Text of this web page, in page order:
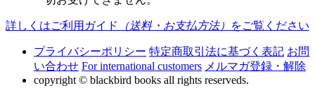
詳しくはご利用ガイド （送料・お支払方法） をご覧ください
プライバシーポリシー 特定商取引法に基づく表記 お問
い合わせ For international customers メルマガ登録・解除
copyright © blackbird books all rights reserveds.